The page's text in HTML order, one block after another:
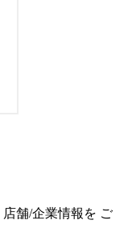
店舗/企業情報を ご